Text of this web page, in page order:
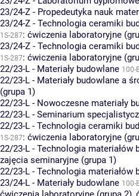
23/24-Z - Propedeutyka nauk
23/24-Z - Technologia ceramiki
1S-287: ćwiczenia laboratoryjne
23/24-Z - Technologia ceramiki
1S-287: ćwiczenia laboratoryjne
22/23-L - Materiały budowlane 100-
22/23-L - Materiały budowlane a
(grupa 1)
22/23-L - Nowoczesne materiały
22/23-L - Seminarium
22/23-L - Technologia ceramiki
1S-287: ćwiczenia laboratoryjne
22/23-L - Technologia materiałów
zajęcia seminaryjne (grupa 1)
22/23-L - Technologia materiałów
23/24-L - Materiały budowlane 100-